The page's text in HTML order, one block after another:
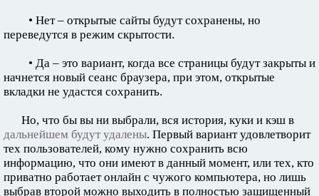
• Нет – открытые сайты будут сохранены, но
переведутся в режим скрытости.
• Да – это вариант, когда все страницы будут закрыты и
начнется новый сеанс браузера, при этом, открытые
вкладки не удастся сохранить.
Но, что бы вы ни выбрали, вся история, куки и кэш в
дальнейшем будут удалены. Первый вариант удовлетворит
тех пользователей, кому нужно сохранить всю
информацию, что они имеют в данный момент, или тех, кто
приватно работает онлайн с чужого компьютера, но лишь
выбрав второй можно выходить в полностью защищенный